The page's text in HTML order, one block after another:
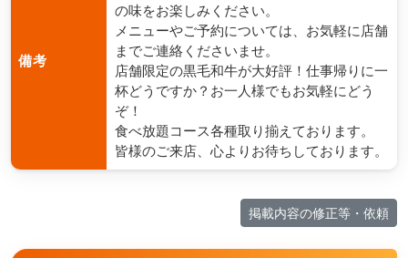
備考
の味をお楽しみください。
メニューやご予約については、お気軽に店舗
までご連絡くださいませ。
店舗限定の黒毛和牛が大好評！仕事帰りに一
杯どうですか？お一人様でもお気軽にどう
ぞ！
食べ放題コース各種取り揃えております。
皆様のご来店、心よりお待ちしております。
掲載内容の修正等・依頼